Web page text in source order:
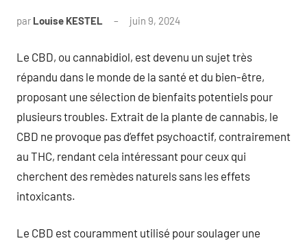
par Louise KESTEL juin 9, 2024
Le CBD, ou cannabidiol, est devenu un sujet très
répandu dans le monde de la santé et du bien-être,
proposant une sélection de bienfaits potentiels pour
plusieurs troubles. Extrait de la plante de cannabis, le
CBD ne provoque pas d’effet psychoactif, contrairement
au THC, rendant cela intéressant pour ceux qui
cherchent des remèdes naturels sans les effets
intoxicants.
Le CBD est couramment utilisé pour soulager une